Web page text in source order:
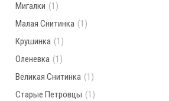
Мигалки (1)
Малая Снитинка (1)
Крушинка (1)
Оленевка (1)
Великая Снитинка (1)
Старые Петровцы (1)